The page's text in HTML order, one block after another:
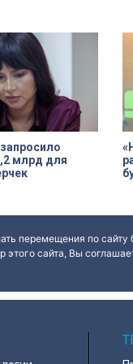
логика,
света и
назначение
губернатор
все
работы в
под
специалистов
млрд для
перемещения по
сайта, Вы